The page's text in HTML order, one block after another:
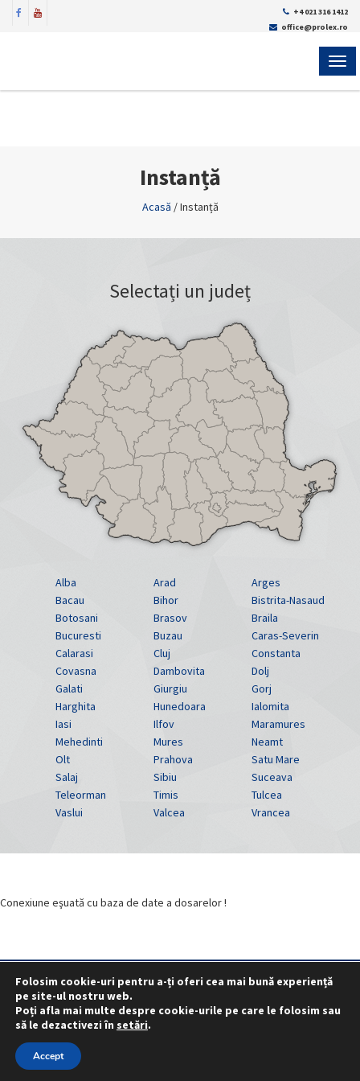
+4 021 316 1412
office@prolex.ro
Instanță
Acasă /Instanță
Selectați un județ
Alba Arad
Arges
Bacau
Bihor
Bistrita-Nasaud
Botosani
Brasov
Braila
Bucuresti
Buzau
Caras-Severin
Calarasi
Cluj
Constanta
Covasna
Dambovita
Dolj
Galati
Giurgiu
Gorj
Harghita
Hunedoara
Ialomita
Iasi
Ilfov
Maramures
Mehedinti
Mures
Neamt
Olt
Prahova
Satu Mare
Salaj
Sibiu
Suceava
Teleorman
Timis
Tulcea
Vaslui
Valcea Vrancea
Conexiune eşuată cu baza de date a dosarelor !
Statut
Reprezentativitate I.G.P.R. și I.P.J.-uri
Folosim cookie-uri pentru a-ți oferi cea mai bună experiență
pe site-ul nostru web.
Poți afla mai multe despre cookie-urile pe care le folosim sau
să le dezactivezi în setări.
Accept